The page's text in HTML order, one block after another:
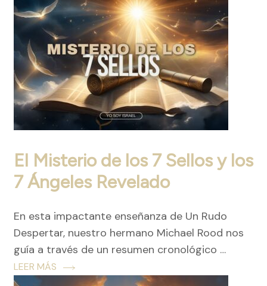
El Misterio de los 7 Sellos y los
7 Ángeles Revelado
En esta impactante enseñanza de Un Rudo
Despertar, nuestro hermano Michael Rood nos
guía a través de un resumen cronológico …
LEER MÁS